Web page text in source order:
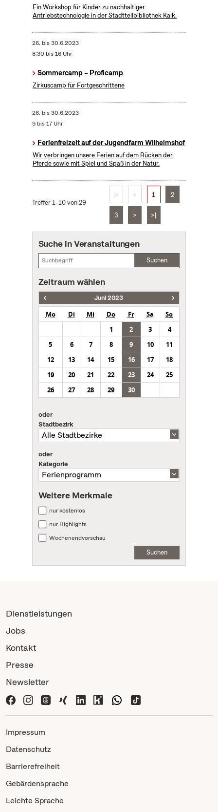
Ein Workshop für Kinder zu nachhaltiger
Antriebstechnologie in der Stadtteilbibliothek Kalk.
26. bis30.6.2023
8:30 bis 16 Uhr
Sommercamp – Proficamp
Zirkuscamp für Fortgeschrittene
26. bis30.6.2023
9 bis 17 Uhr
Ferienfreizeit auf der Jugendfarm Wilhelmshof
Wir verbringen unsere Ferien auf dem Rücken der
Pferde sowie mit Spiel und Spaß in der Natur.
Treffer 1–10 von 29
|< < 1 2
3 > >|
Suche in Veranstaltungen
Suchen
Zeitraum wählen
Juni 2023
Mo Di Mi Do Fr Sa
So
1
2 3
4
5
6 7 8 9 10
11
12
13 14 15 16 17
18
19
20 21 22 23 24
25
26
27 28 29 30
oder
Stadtbezirk
oder
Kategorie
Weitere Merkmale
nur kostenlos
nur Highlights
Wochenendvorschau
Suchen
Dienstleistungen
Jobs
Kontakt
Presse
Newsletter
Impressum
Datenschutz
Barrierefreiheit
Gebärdensprache
Leichte Sprache